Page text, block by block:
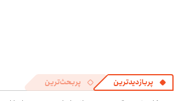
پربازدیدترین پربحث‌ترین